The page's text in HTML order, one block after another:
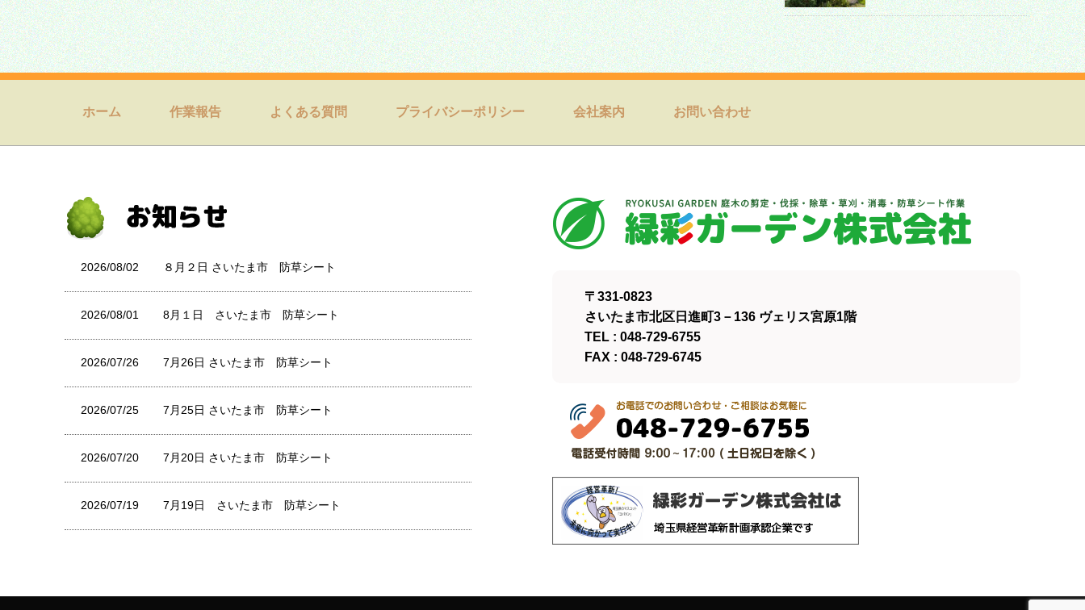
ホーム 作業報告 よくある質問 プライバシーポリシー 会社案内 お問い合わせ
2026/08/02 ８月２日 さいたま市 防草シート
2026/08/01 8月１日 さいたま市 防草シート
2026/07/26 7月26日 さいたま市 防草シート
2026/07/25 7月25日 さいたま市 防草シート
2026/07/20 7月20日 さいたま市 防草シート
2026/07/19 7月19日 さいたま市 防草シート
〒331-0823
さいたま市北区日進町3－136 ヴェリス宮原1階
TEL : 048-729-6755
FAX : 048-729-6745